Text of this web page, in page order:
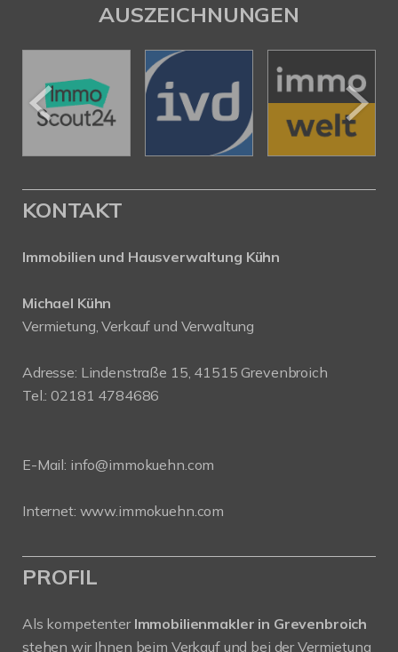
AUSZEICHNUNGEN
KONTAKT
Immobilien und Hausverwaltung Kühn
Michael Kühn
Vermietung, Verkauf und Verwaltung
Adresse: Lindenstraße 15, 41515 Grevenbroich
Tel.: 02181 4784686
E-Mail: info@immokuehn.com
Internet: www.immokuehn.com
PROFIL
Als kompetenter Immobilienmakler in Grevenbroich
stehen wir Ihnen beim Verkauf und bei der Vermietung